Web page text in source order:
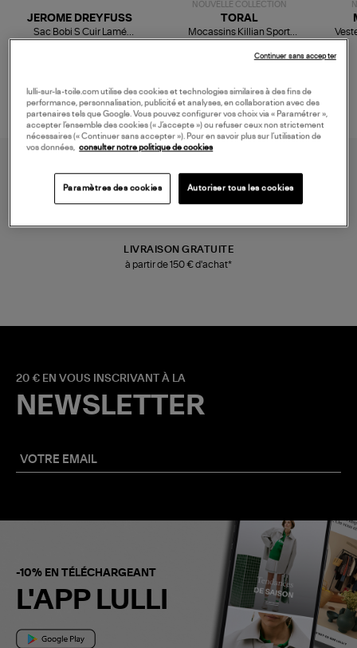
JEROME DREYFUSS
Sac Bobi S Cuir Lamé
Champagne
NOUVELLE COLLECTION
TORAL
Mocassins Killian Sport
Mousse
LIVRAISON GRATUITE
à partir de 150 € d'achat*
20 € EN VOUS INSCRIVANT À LA
NEWSLETTER
-10% EN TÉLÉCHARGEANT
L'APP LULLI
lulli-sur-la-toile.com utilise des cookies et technologies similaires à des fins de
performance, personnalisation, publicité et analyses, en collaboration avec des
partenaires tels que Google. Vous pouvez configurer vos choix via « Paramétrer »,
accepter l’ensemble des cookies (« J’accepte ») ou refuser ceux non strictement
nécessaires (« Continuer sans accepter »). Pour en savoir plus sur l’utilisation de
vos données, consulter notre politique de cookies
Paramètres des cookies Autoriser tous les cookies
Continuer sans accepter